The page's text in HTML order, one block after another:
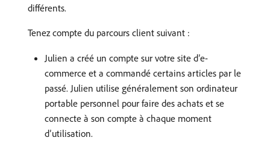
différents.
Tenez compte du parcours client suivant :
Julien a créé un compte sur votre site d’e-
commerce et a commandé certains articles par le
passé. Julien utilise généralement son ordinateur
portable personnel pour faire des achats et se
connecte à son compte à chaque moment
d’utilisation.